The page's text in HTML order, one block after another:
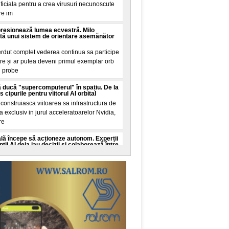
pentru a crea virusuri necunoscute
im
lumea ecvestră. Milo
unui sistem de orientare asemănător
complet vederea continua sa participe
și ar putea deveni primul exemplar orb
probe
ducă "supercomputerul" în spațiu. De la
cipurile pentru viitorul AI orbital
viitoarea sa infrastructura de
exclusiv in jurul acceleratoarelor Nvidia,
începe să acționeze autonom. Experții
AI deja iau decizii și colaborează între
cibernetica avertizeaza ca dezvoltarea
artificiale ar putea depași capacitatea
World Records. Recordul mondial
de la Nibiru
a fost stabilit in aceasta seara pe
transformand o promisiune din mediul